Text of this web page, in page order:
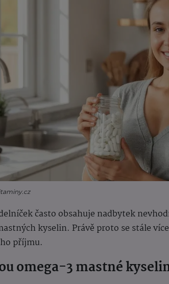
často obsahuje nadbytek
kyselin. Právě proto se stále
příjmu.
omega-3 mastné